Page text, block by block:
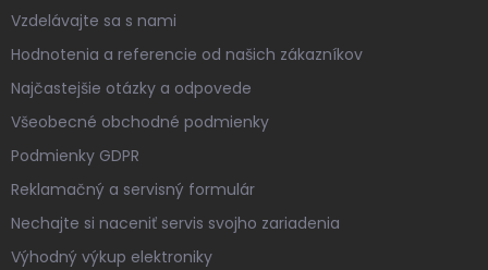
Vzdelávajte sa s nami
Hodnotenia a referencie od našich zákazníkov
Najčastejšie otázky a odpovede
Všeobecné obchodné podmienky
Podmienky GDPR
Reklamačný a servisný formulár
Nechajte si naceniť servis svojho zariadenia
Výhodný výkup elektroniky